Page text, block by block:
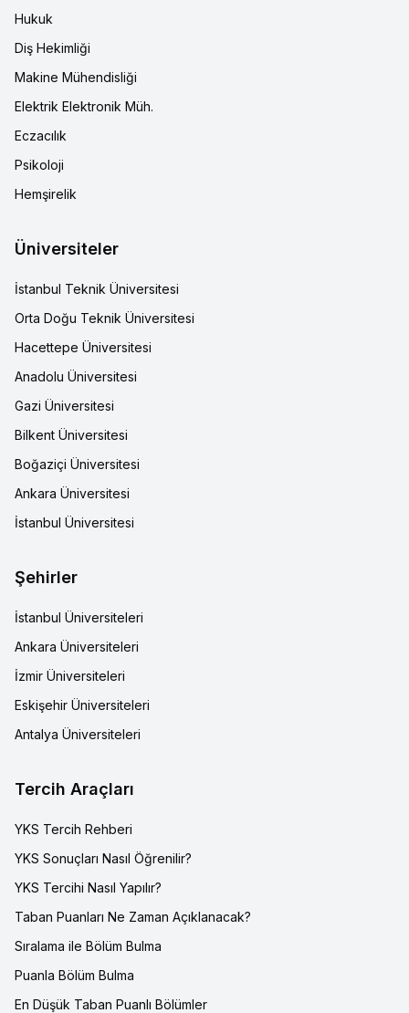
Hukuk
Diş Hekimliği
Makine Mühendisliği
Elektrik Elektronik Müh.
Eczacılık
Psikoloji
Hemşirelik
Üniversiteler
İstanbul Teknik Üniversitesi
Orta Doğu Teknik Üniversitesi
Hacettepe Üniversitesi
Anadolu Üniversitesi
Gazi Üniversitesi
Bilkent Üniversitesi
Boğaziçi Üniversitesi
Ankara Üniversitesi
İstanbul Üniversitesi
Şehirler
İstanbul Üniversiteleri
Ankara Üniversiteleri
İzmir Üniversiteleri
Eskişehir Üniversiteleri
Antalya Üniversiteleri
Tercih Araçları
YKS Tercih Rehberi
YKS Sonuçları Nasıl Öğrenilir?
YKS Tercihi Nasıl Yapılır?
Taban Puanları Ne Zaman Açıklanacak?
Sıralama ile Bölüm Bulma
Puanla Bölüm Bulma
En Düşük Taban Puanlı Bölümler